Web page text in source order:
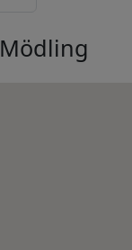
Mödling